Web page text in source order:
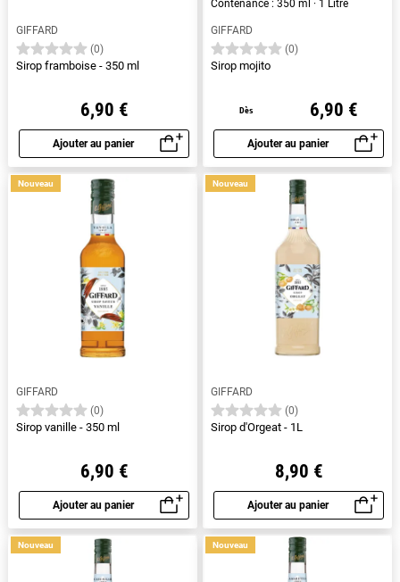
GIFFARD
(0)
Sirop framboise - 350 ml
6,90 €
Ajouter au panier
Aperçu rapide
Contenance : 350 ml · 1 Litre
GIFFARD
(0)
Sirop mojito
Dès 6,90 €
Ajouter au panier
Aperçu rapide
GIFFARD
(0)
Sirop vanille - 350 ml
6,90 €
Ajouter au panier
Aperçu rapide
Nouveau
GIFFARD
(0)
Sirop d'Orgeat - 1L
8,90 €
Ajouter au panier
Aperçu rapide
Nouveau
Nouveau Nouveau